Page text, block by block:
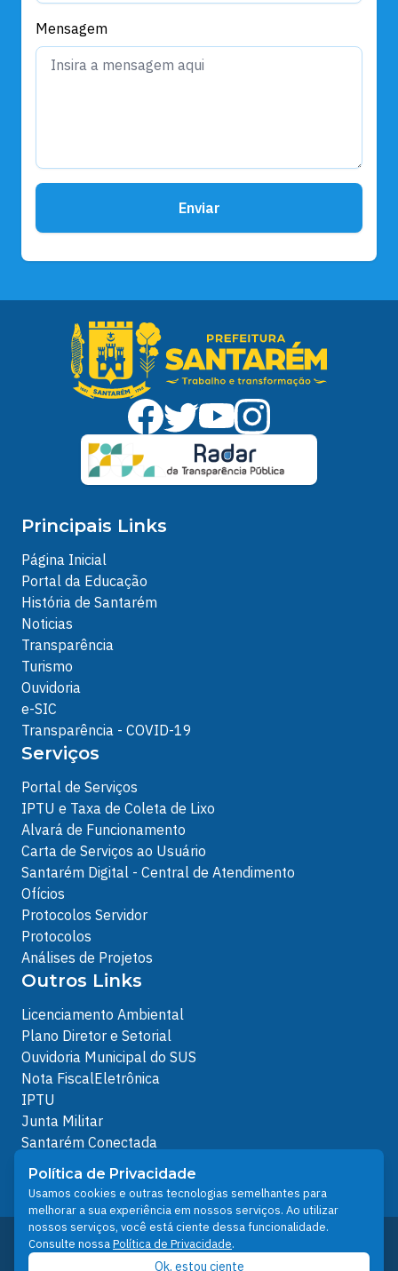
Mensagem
Enviar
Principais Links
Página Inicial
Portal da Educação
História de Santarém
Noticias
Transparência
Turismo
Ouvidoria
e-SIC
Transparência - COVID-19
Serviços
Portal de Serviços
IPTU e Taxa de Coleta de Lixo
Alvará de Funcionamento
Carta de Serviços ao Usuário
Santarém Digital - Central de Atendimento
Ofícios
Protocolos Servidor
Protocolos
Análises de Projetos
Outros Links
Licenciamento Ambiental
Plano Diretor e Setorial
Ouvidoria Municipal do SUS
Nota FiscalEletrônica
IPTU
Junta Militar
Santarém Conectada
Política de Privacidade
People illustrations by Storyset
Desenvolvido pelo Núcleo Técnico de Gestão de
Tecnologia da Informação - NTI
Política de Privacidade
Usamos cookies e outras tecnologias semelhantes para
melhorar a sua experiência em nossos serviços. Ao utilizar
nossos serviços, você está ciente dessa funcionalidade.
Consulte nossaPolítica de Privacidade.
Ok, estou ciente